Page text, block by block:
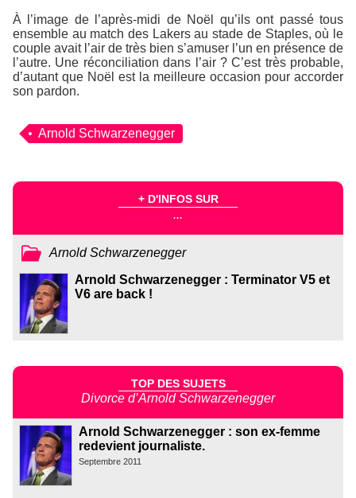
À l’image de l’après-midi de Noël qu’ils ont passé tous
ensemble au match des Lakers au stade de Staples, où le
couple avait l’air de très bien s’amuser l’un en présence de
l’autre. Une réconciliation dans l’air ? C’est très probable,
d’autant que Noël est la meilleure occasion pour accorder
son pardon.
Arnold Schwarzenegger
+ D'INFOS SUR
...
Arnold Schwarzenegger
Arnold Schwarzenegger : Terminator V5 et
V6 are back !
TOP DES SUJETS
Divorce d’Arnold Schwarzenegger
Arnold Schwarzenegger : son ex-femme
redevient journaliste.
Septembre 2011